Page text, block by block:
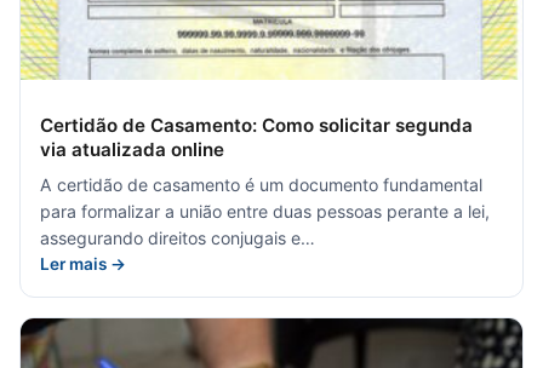
Certidão de Casamento: Como solicitar segunda
via atualizada online
A certidão de casamento é um documento fundamental
para formalizar a união entre duas pessoas perante a lei,
assegurando direitos conjugais e…
Ler mais →